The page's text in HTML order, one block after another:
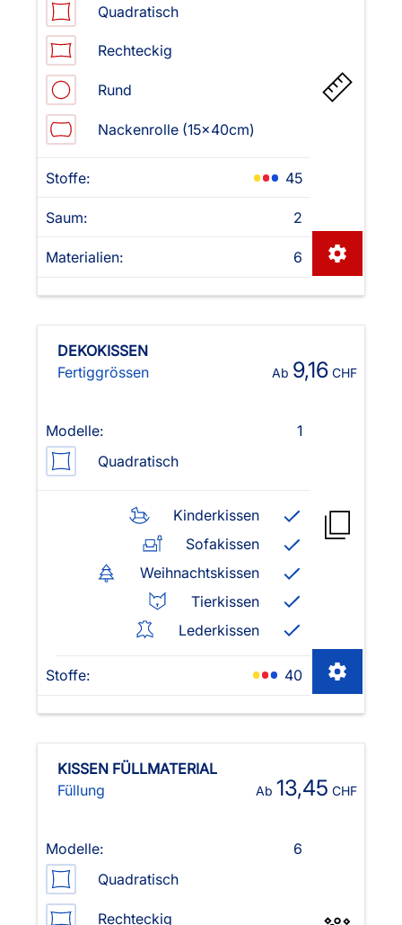
Quadratisch
Rechteckig
Rund
Nackenrolle (15x40cm)
Stoffe: 45
Saum: 2
Materialien: 6
DEKOKISSEN
Fertiggrössen
Modelle:
1
Quadratisch
Kinderkissen
Sofakissen
Weihnachtskissen
Tierkissen
Lederkissen
Stoffe: 40
Ab 9,16 CHF
KISSEN FÜLLMATERIAL
Füllung
Modelle:
6
Quadratisch
Rechteckig
Ab 13,45 CHF